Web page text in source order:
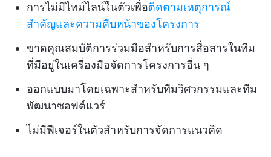
การไม่มีไทม์ไลน์ในตัวเพื่อติดตามเหตุการณ์
สำคัญและความคืบหน้าของโครงการ
ขาดคุณสมบัติการร่วมมือสำหรับการสื่อสารในทีม
ที่มีอยู่ในเครื่องมือจัดการโครงการอื่น ๆ
ออกแบบมาโดยเฉพาะสำหรับทีมวิศวกรรมและทีม
พัฒนาซอฟต์แวร์
ไม่มีฟีเจอร์ในตัวสำหรับการจัดการแนวคิด